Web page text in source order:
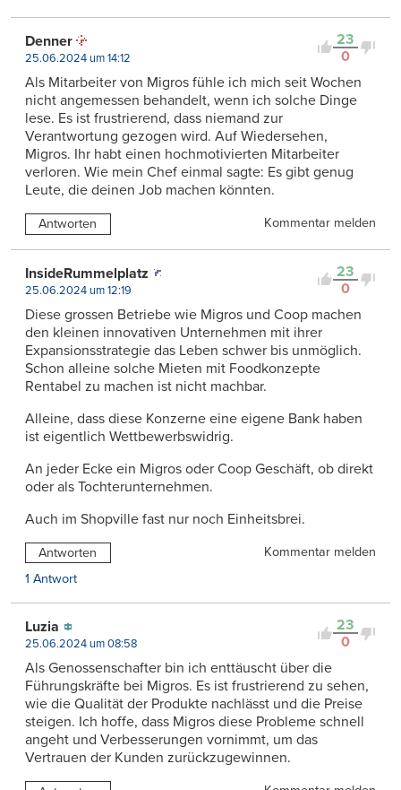
23
0
Denner
25.06.2024 um 14:12
Als Mitarbeiter von Migros fühle ich mich seit Wochen
nicht angemessen behandelt, wenn ich solche Dinge
lese. Es ist frustrierend, dass niemand zur
Verantwortung gezogen wird. Auf Wiedersehen,
Migros. Ihr habt einen hochmotivierten Mitarbeiter
verloren. Wie mein Chef einmal sagte: Es gibt genug
Leute, die deinen Job machen könnten.
Antworten Kommentar melden
23
0
InsideRummelplatz
25.06.2024 um 12:19
Diese grossen Betriebe wie Migros und Coop machen
den kleinen innovativen Unternehmen mit ihrer
Expansionsstrategie das Leben schwer bis unmöglich.
Schon alleine solche Mieten mit Foodkonzepte
Rentabel zu machen ist nicht machbar.
Alleine, dass diese Konzerne eine eigene Bank haben
ist eigentlich Wettbewerbswidrig.
An jeder Ecke ein Migros oder Coop Geschäft, ob direkt
oder als Tochterunternehmen.
Auch im Shopville fast nur noch Einheitsbrei.
Antworten
Kommentar melden
1 Antwort
23
0
Luzia
25.06.2024 um 08:58
Als Genossenschafter bin ich enttäuscht über die
Führungskräfte bei Migros. Es ist frustrierend zu sehen,
wie die Qualität der Produkte nachlässt und die Preise
steigen. Ich hoffe, dass Migros diese Probleme schnell
angeht und Verbesserungen vornimmt, um das
Vertrauen der Kunden zurückzugewinnen.